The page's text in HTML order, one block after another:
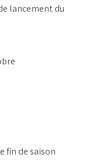
lancement du
fin de saison